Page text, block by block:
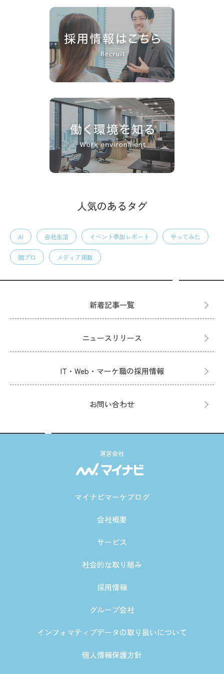
人気のあるタグ
AI 会社生活 イベント参加レポート やってみた
競プロ メディア掲載
新着記事一覧
ニュースリリース
IT・Web・マーケ職の採用情報
お問い合わせ
運営会社
マイナビマーケブログ
会社概要
サービス
社会的な取り組み
採用情報
グループ会社
インフォマティブデータの取り扱いについて
個人情報保護方針